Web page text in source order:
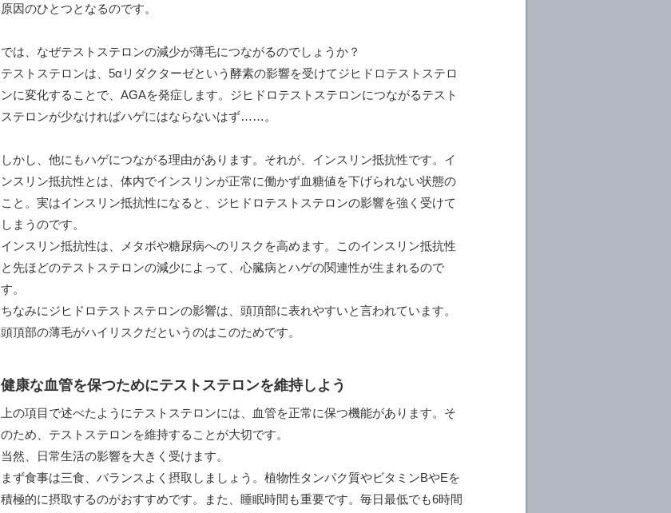
原因のひとつとなるのです。
では、なぜテストステロンの減少が薄毛につながるのでしょうか？
テストステロンは、5αリダクターゼという酵素の影響を受けてジヒドロテストステロ
ンに変化することで、AGAを発症します。ジヒドロテストステロンにつながるテスト
ステロンが少なければハゲにはならないはず……。
しかし、他にもハゲにつながる理由があります。それが、インスリン抵抗性です。イ
ンスリン抵抗性とは、体内でインスリンが正常に働かず血糖値を下げられない状態の
こと。実はインスリン抵抗性になると、ジヒドロテストステロンの影響を強く受けて
しまうのです。
インスリン抵抗性は、メタボや糖尿病へのリスクを高めます。このインスリン抵抗性
と先ほどのテストステロンの減少によって、心臓病とハゲの関連性が生まれるので
す。
ちなみにジヒドロテストステロンの影響は、頭頂部に表れやすいと言われています。
頭頂部の薄毛がハイリスクだというのはこのためです。
健康な血管を保つためにテストステロンを維持しよう
上の項目で述べたようにテストステロンには、血管を正常に保つ機能があります。そ
のため、テストステロンを維持することが大切です。
当然、日常生活の影響を大きく受けます。
まず食事は三食、バランスよく摂取しましょう。植物性タンパク質やビタミンBやEを
積極的に摂取するのがおすすめです。また、睡眠時間も重要です。毎日最低でも6時間